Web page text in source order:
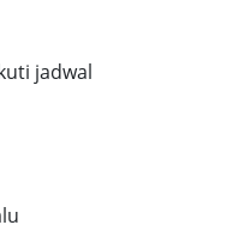
jadwal